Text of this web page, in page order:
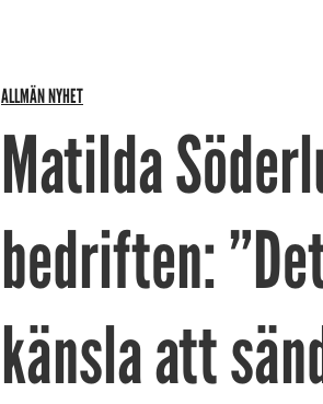
ALLMÄN NYHET
Matilda
bedriften:
känsla att